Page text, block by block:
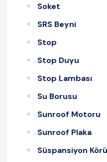
Soket
SRS Beyni
Stop
Stop Duyu
Stop Lambası
Su Borusu
Sunroof Motoru
Sunroof Plaka
Süspansiyon